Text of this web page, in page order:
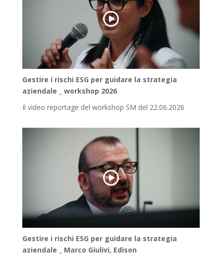
Gestire i rischi ESG per guidare la strategia
aziendale _ workshop 2026
Il video reportage del workshop SM del 22.06.2026
Gestire i rischi ESG per guidare la strategia
aziendale _ Marco Giulivi, Edison